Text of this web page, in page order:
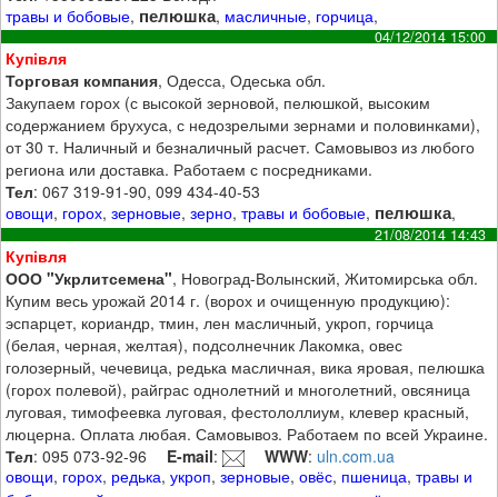
травы и бобовые, пелюшка, масличные, горчица,
04/12/2014 15:00
Купівля
Торговая компания, Одесса, Одеська обл.
Закупаем горох (с высокой зерновой, пелюшкой, высоким
содержанием брухуса, с недозрелыми зернами и половинками),
от 30 т. Наличный и безналичный расчет. Самовывоз из любого
региона или доставка. Работаем с посредниками.
Тел: 067 319-91-90, 099 434-40-53
овощи, горох,зерновые,зерно,травы и бобовые, пелюшка,
21/08/2014 14:43
Купівля
ООО "Укрлитсемена", Новоград-Волынский, Житомирська обл.
Купим весь урожай 2014 г. (ворох и очищенную продукцию):
эспарцет, кориандр, тмин, лен масличный, укроп, горчица
(белая, черная, желтая), подсолнечник Лакомка, овес
голозерный, чечевица, редька масличная, вика яровая, пелюшка
(горох полевой), райграс однолетний и многолетний, овсяница
луговая, тимофеевка луговая, фестололлиум, клевер красный,
люцерна. Оплата любая. Самовывоз. Работаем по всей Украине.
Тел: 095 073-92-96 E-mail: WWW: uln.com.ua
овощи, горох, редька,укроп,зерновые,овёс, пшеница,травы и